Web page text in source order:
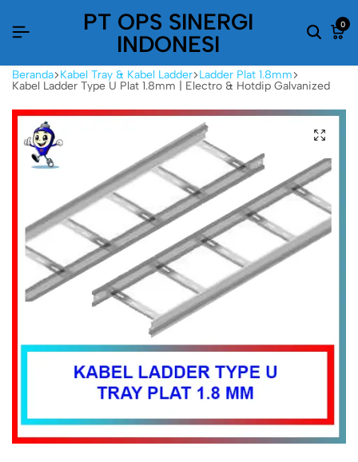
PT OPS SINERGI
INDONESI
0
Beranda Kabel Tray & Kabel Ladder Ladder Plat 1.8mm
Kabel Ladder Type U Plat 1.8mm | Electro & Hotdip Galvanized